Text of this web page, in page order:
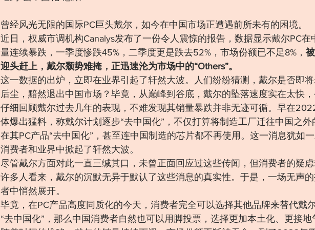
曾经风光无限的国际PC巨头戴尔，如今在中国市场正遭遇前所未有的困境。
近日，权威市调机构Canalys发布了一份令人震惊的报告，数据显示戴尔PC在
量连续暴跌，一季度惨跌45%，二季度更是跌去52%，市场份额已不足8%，
迎头赶上，戴尔颓势难掩，正迅速沦为市场中的“Others”。
这一数据的出炉，立即在业界引起了轩然大波。人们纷纷猜测，戴尔是否即
后尘，黯然退出中国市场？毕竟，从巅峰到谷底，戴尔的坠落速度实在太快
仔细回顾戴尔过去几年的表现，不难发现其销量暴跌并非无迹可循。早在
体爆出猛料，称戴尔计划逐步“去中国化”，不仅打算将制造工厂迁往中国之
在其PC产品“去中国化”，甚至连中国制造的芯片都不再使用。这一消息犹如
消费者和业界中掀起了轩然大波。
尽管戴尔方面对此一直三缄其口，未曾正面回应过这些传闻，但消费者的疑
许多人看来，戴尔的沉默无异于默认了这些消息的真实性。于是，一场无声
者中悄然展开。
毕竟，在PC产品高度同质化的今天，消费者完全可以选择其他品牌来替代戴
“去中国化”，那么中国消费者自然也可以用脚投票，选择更加本土化、更接